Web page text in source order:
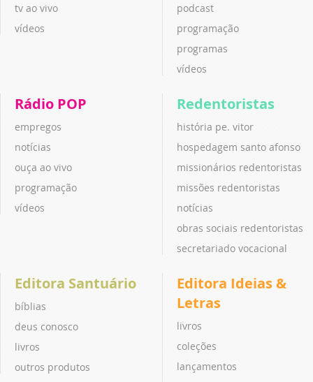
tv ao vivo
vídeos
podcast
programação
programas
vídeos
Rádio POP
empregos
notícias
ouça ao vivo
programação
vídeos
Redentoristas
história pe. vitor
hospedagem santo afonso
missionários redentoristas
missões redentoristas
notícias
obras sociais redentoristas
secretariado vocacional
Editora Santuário
bíblias
deus conosco
livros
outros produtos
Editora Ideias &
Letras
livros
coleções
lançamentos